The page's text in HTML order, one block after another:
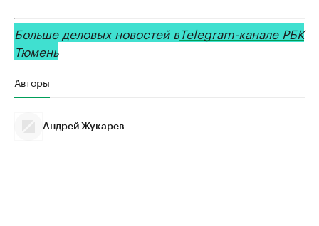
Больше деловых новостей вTelegram-канале РБК
Тюмень
Авторы
Андрей Жукарев